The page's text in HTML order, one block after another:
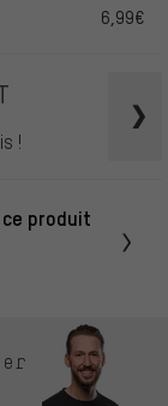
6,99€
!
produit